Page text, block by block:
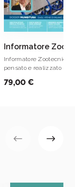
Informatore
Informatore Zootecnico
pensato e realizzato per
l'allevamento del
79,00 €